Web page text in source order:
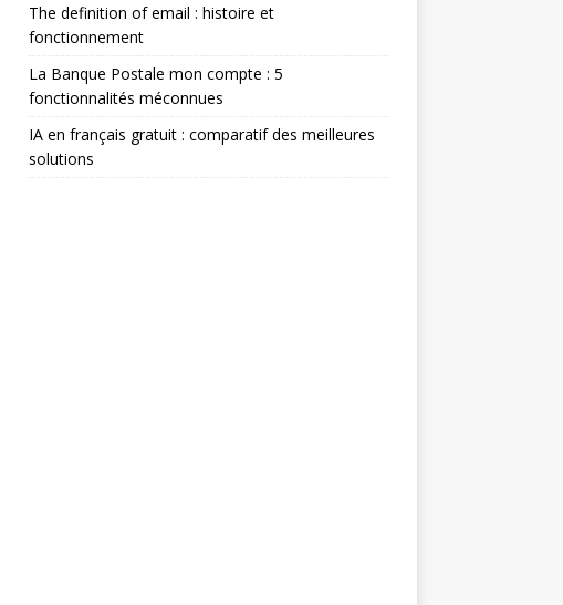
The definition of email : histoire et
fonctionnement
La Banque Postale mon compte : 5
fonctionnalités méconnues
IA en français gratuit : comparatif des meilleures
solutions